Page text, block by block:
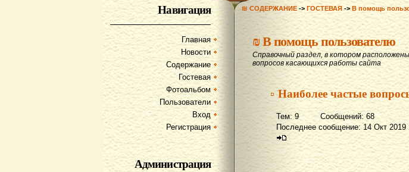
Навигация
Главная
Новости
Содержание
Гостевая
Фотоальбом
Пользователи
Вход
Регистрация
Администрация
₪ СОДЕРЖАНИЕ -> ГОСТЕВАЯ -> В помощь
₪В помощь пользователю
Справочный раздел, в котором
вопросов касающихся работы сайта
▫ Наиболее частые
Тем: 9 Сообщений: 68
Последнее сообщение: 14 Окт 2019